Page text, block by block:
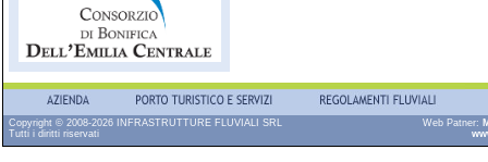
Copyright © 2008-2026 INFRASTRUTTURE FLUVIALI SRL
Tutti i diritti riservati
Web Patner: